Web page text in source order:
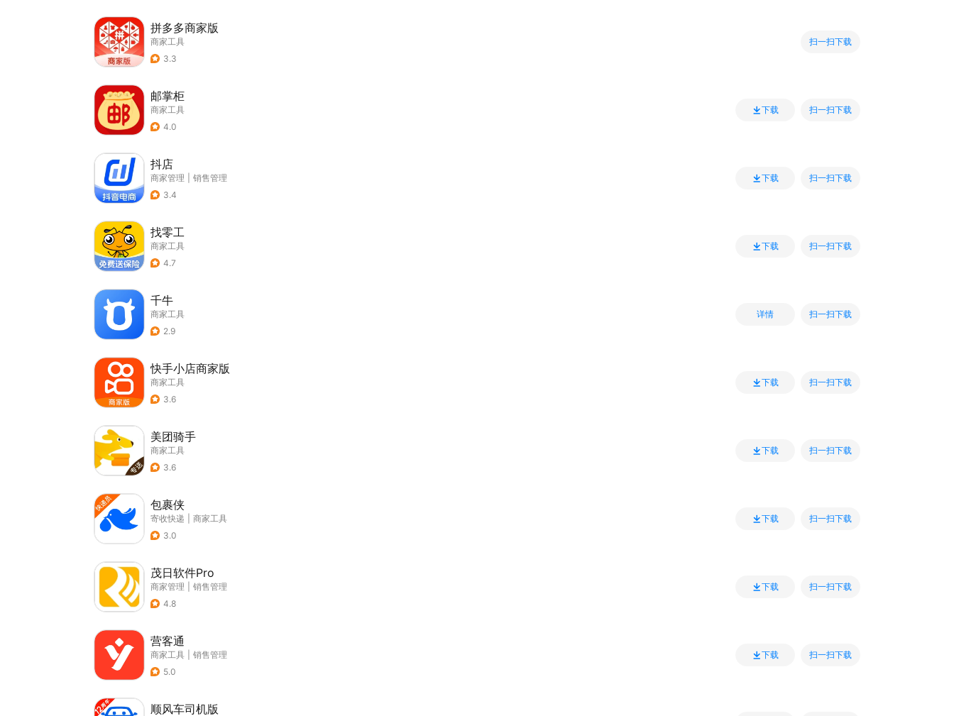
拼多多商家版
商家工具
3.3
扫一扫下载
邮掌柜
商家工具
4.0
下载 扫一扫下载
抖店
商家管理
销售管理
3.4
下载 扫一扫下载
找零工
商家工具
4.7
下载 扫一扫下载
千牛
商家工具
2.9
详情 扫一扫下载
快手小店商家版
商家工具
3.6
下载 扫一扫下载
美团骑手
商家工具
3.6
下载 扫一扫下载
包裹侠
寄收快递
商家工具
3.0
下载 扫一扫下载
茂日软件Pro
商家管理
销售管理
4.8
下载 扫一扫下载
营客通
商家工具
销售管理
5.0
下载 扫一扫下载
顺风车司机版